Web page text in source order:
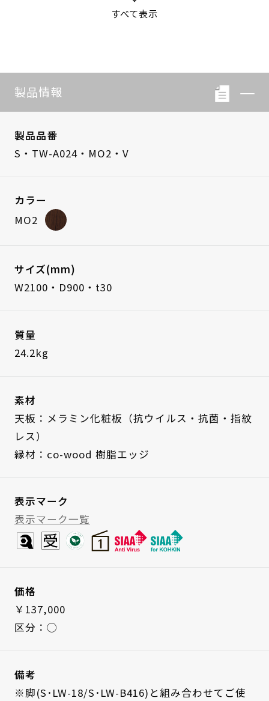
すべて表示
製品情報
製品品番
S・TW-A024・MO2・V
カラー
MO2
サイズ(mm)
W2100・D900・t30
質量
24.2kg
素材
天板：メラミン化粧板（抗ウイルス・抗菌・指紋
レス）
縁材：co-wood 樹脂エッジ
表示マーク
表示マーク一覧
価格
￥137,000
区分：◯
備考
※脚(S･LW-18/S･LW-B416)と組み合わせてご使